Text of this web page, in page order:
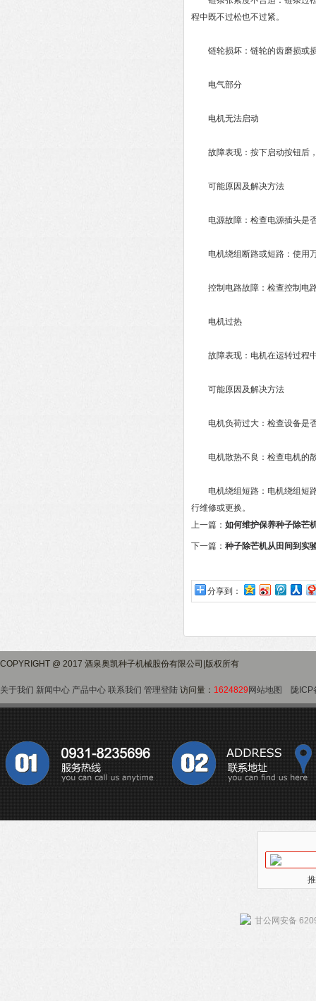
程中既不过松也不过紧。
链轮损坏：链轮的齿磨损或损
电气部分
电机无法启动
故障表现：按下启动按钮后
可能原因及解决方法
电源故障：检查电源插头是否
电机绕组断路或短路：使用万
控制电路故障：检查控制电路
电机过热
故障表现：电机在运转过程
可能原因及解决方法
电机负荷过大：检查设备是否
电机散热不良：检查电机的散
电机绕组短路：电机绕组短路
行维修或更换。
上一篇： 如何维护保养种子除芒
下一篇： 种子除芒机从田间到实
分享到：
COPYRIGHT @ 2017 酒泉奥凯种子机械股份有限公司|版权所有
关于我们 新闻中心 产品中心 联系我们 管理登陆 访问量： 1624829 网站地图 陇
甘公网安备